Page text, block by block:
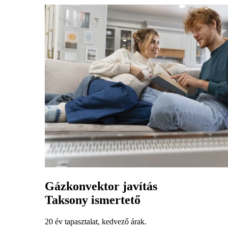
Gázkonvektor javítás
Taksony ismertető
20 év tapasztalat, kedvező árak.